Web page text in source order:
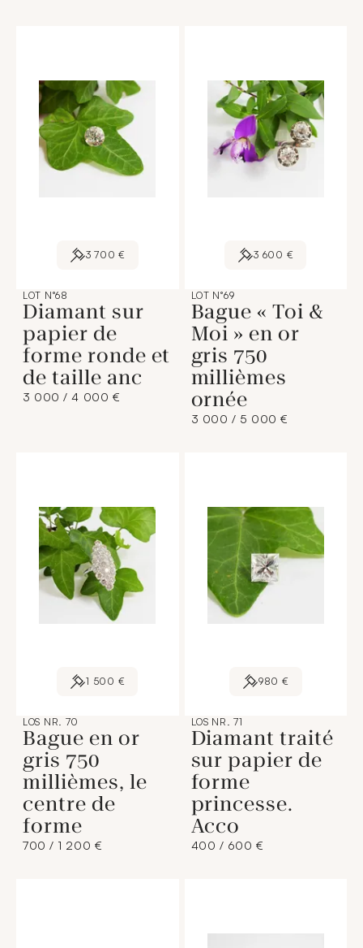
3 700 €
LOT N°68
Diamant sur
papier de
forme ronde et
de taille anc
3 000 / 4 000 €
3 600 €
LOT N°69
Bague « Toi &
Moi » en or
gris 750
millièmes
ornée
3 000 / 5 000 €
1 500 €
LOS NR. 70
Bague en or
gris 750
millièmes, le
centre de
forme
700 / 1 200 €
980 €
LOS NR. 71
Diamant traité
sur papier de
forme
princesse.
Acco
400 / 600 €